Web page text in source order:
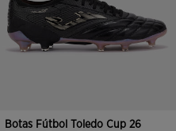
Botas Fútbol Toledo Cup 26